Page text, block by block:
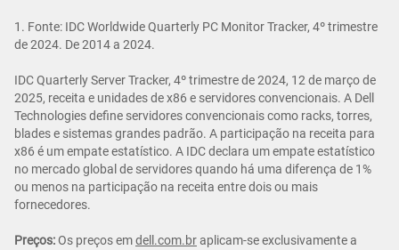
1. Fonte: IDC Worldwide Quarterly PC Monitor Tracker, 4º trimestre
de 2024. De 2014 a 2024.
IDC Quarterly Server Tracker, 4º trimestre de 2024, 12 de março de
2025, receita e unidades de x86 e servidores convencionais. A Dell
Technologies define servidores convencionais como racks, torres,
blades e sistemas grandes padrão. A participação na receita para
x86 é um empate estatístico. A IDC declara um empate estatístico
no mercado global de servidores quando há uma diferença de 1%
ou menos na participação na receita entre dois ou mais
fornecedores.
Preços:Os preços emdell.com.braplicam-se exclusivamente a